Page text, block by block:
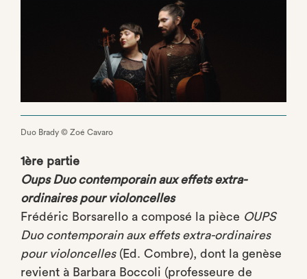
Duo Brady © Zoé Cavaro
1ère partie
Oups Duo contemporain aux effets extra-
ordinaires pour violoncelles
Frédéric Borsarello a composé la pièce OUPS
Duo contemporain aux effets extra-ordinaires
pour violoncelles(Ed. Combre), dont la genèse
revient à Barbara Boccoli (professeure de